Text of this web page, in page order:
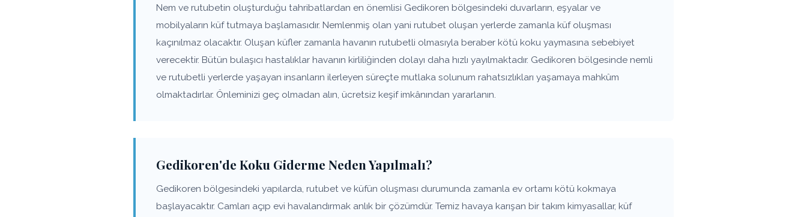
Nem ve rutubetin oluşturduğu tahribatlardan en önemlisi Gedikoren bölgesindeki duvarların, eşyalar ve
mobilyaların küf tutmaya başlamasıdır. Nemlenmiş olan yani rutubet oluşan yerlerde zamanla küf oluşması
kaçınılmaz olacaktır. Oluşan küfler zamanla havanın rutubetli olmasıyla beraber kötü koku yaymasına sebebiyet
verecektir. Bütün bulaşıcı hastalıklar havanın kirliliğinden dolayı daha hızlı yayılmaktadır. Gedikoren bölgesinde nemli
ve rutubetli yerlerde yaşayan insanların ilerleyen süreçte mutlaka solunum rahatsızlıkları yaşamaya mahkûm
olmaktadırlar. Önleminizi geç olmadan alın, ücretsiz keşif imkânından yararlanın.
Gedikoren'de Koku Giderme Neden Yapılmalı?
Gedikoren bölgesindeki yapılarda, rutubet ve küfün oluşması durumunda zamanla ev ortamı kötü kokmaya
başlayacaktır. Camları açıp evi havalandırmak anlık bir çözümdür. Temiz havaya karışan bir takım kimyasallar, küf